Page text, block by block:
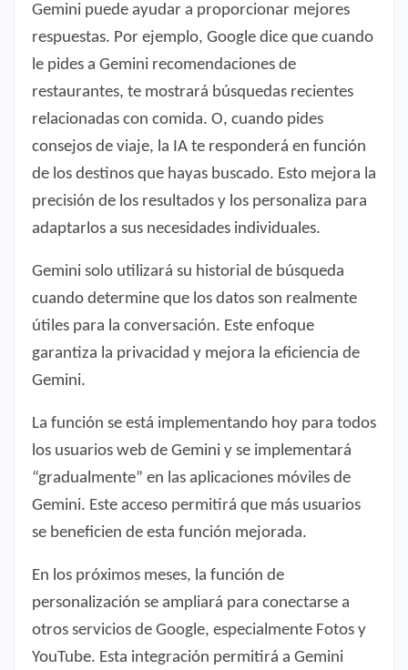
Gemini puede ayudar a proporcionar mejores
respuestas. Por ejemplo, Google dice que cuando
le pides a Gemini recomendaciones de
restaurantes, te mostrará búsquedas recientes
relacionadas con comida. O, cuando pides
consejos de viaje, la IA te responderá en función
de los destinos que hayas buscado. Esto mejora la
precisión de los resultados y los personaliza para
adaptarlos a sus necesidades individuales.
Gemini solo utilizará su historial de búsqueda
cuando determine que los datos son realmente
útiles para la conversación. Este enfoque
garantiza la privacidad y mejora la eficiencia de
Gemini.
La función se está implementando hoy para todos
los usuarios web de Gemini y se implementará
“gradualmente” en las aplicaciones móviles de
Gemini. Este acceso permitirá que más usuarios
se beneficien de esta función mejorada.
En los próximos meses, la función de
personalización se ampliará para conectarse a
otros servicios de Google, especialmente Fotos y
YouTube. Esta integración permitirá a Gemini